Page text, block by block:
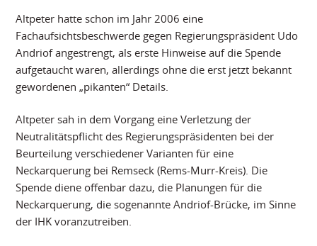
Altpeter hatte schon im Jahr 2006 eine
Fachaufsichtsbeschwerde gegen Regierungspräsident Udo
Andriof angestrengt, als erste Hinweise auf die Spende
aufgetaucht waren, allerdings ohne die erst jetzt bekannt
gewordenen „pikanten“ Details.
Altpeter sah in dem Vorgang eine Verletzung der
Neutralitätspflicht des Regierungspräsidenten bei der
Beurteilung verschiedener Varianten für eine
Neckarquerung bei Remseck (Rems-Murr-Kreis). Die
Spende diene offenbar dazu, die Planungen für die
Neckarquerung, die sogenannte Andriof-Brücke, im Sinne
der IHK voranzutreiben.